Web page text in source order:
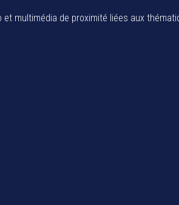
multimédia de proximité liées aux